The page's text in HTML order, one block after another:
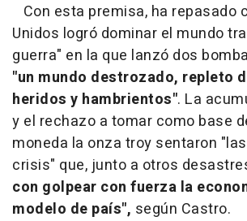
Con esta premisa, ha repasado
Unidos logró dominar el mundo
guerra" en la que lanzó dos
"un mundo destrozado, repleto
heridos y hambrientos". La
y el rechazo a tomar como base
moneda la onza troy sentaron
crisis" que, junto a otros
con golpear con fuerza la
modelo de país", según Castro.